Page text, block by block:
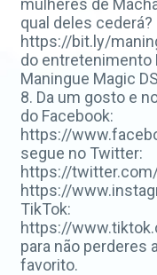
mulheres de
qual deles
https://bit.ly/
do entretenimento
Maningue Magic
8. Da um gosto e
do Facebook:
https://
segue no Twitter:
https://
https://
TikTok:
https://
para não perderes
favorito.